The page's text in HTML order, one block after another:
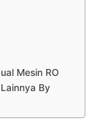
Mesin RO
By